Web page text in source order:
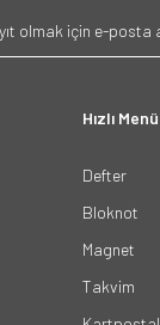
Hızlı Menü
Defter
Bloknot
Magnet
Takvim